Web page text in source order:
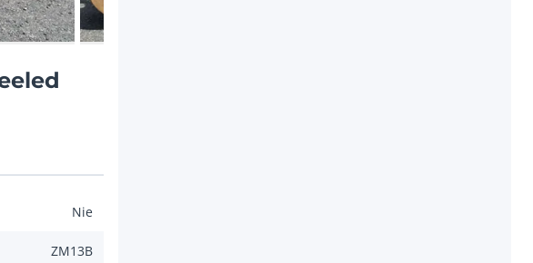
Nie
ZM13B